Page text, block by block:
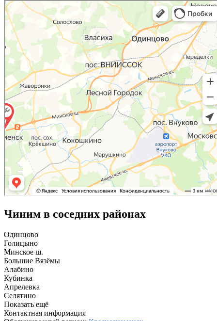
Чиним в соседних районах
Одинцово
Голицыно
Минское ш.
Большие Вязёмы
Алабино
Кубинка
Апрелевка
Селятино
Показать ещё
Контактная информация